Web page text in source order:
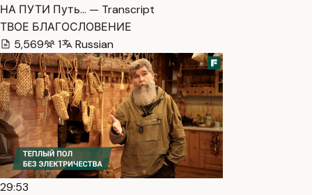
НА ПУТИ Путь… — Transcript
ТВОЕ БЛАГОСЛОВЕНИЕ
5,569
1 Russian
29:53